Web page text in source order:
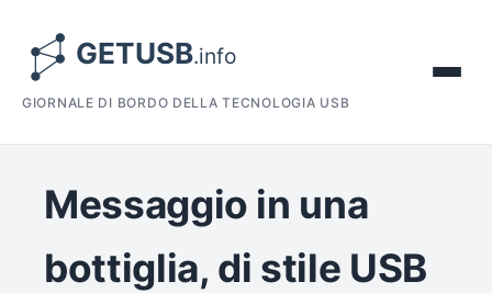
GIORNALE DI BORDO DELLA TECNOLOGIA USB
Messaggio in una
bottiglia, di stile USB